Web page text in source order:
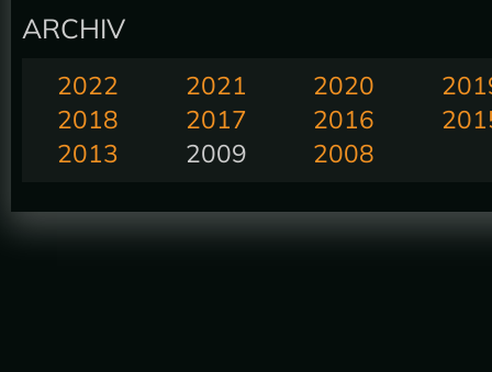
ARCHIV
2022 2021 2020
2018
2017 2016
2013
2009 2008